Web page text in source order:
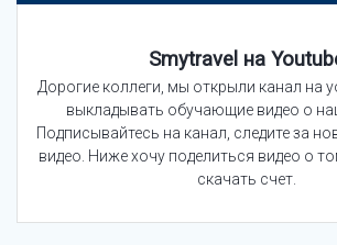
Smytravel на
Дорогие коллеги, мы открыли канал на
выкладывать обучающие видео о
Подписывайтесь на канал, следите за
видео. Ниже хочу поделиться видео о
скачать счет.